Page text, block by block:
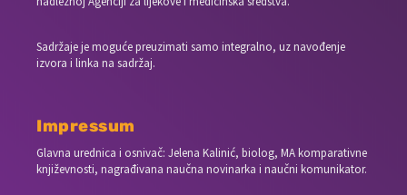
Sadržaje je moguće preuzimati samo integralno, uz navođenje
izvora i linka na sadržaj.
Impressum
Glavna urednica i osnivač: Jelena Kalinić, biolog, MA komparativne
književnosti, nagrađivana naučna novinarka i naučni komunikator.